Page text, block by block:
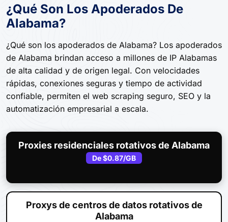
¿Qué Son Los Apoderados De
Alabama?
¿Qué son los apoderados de Alabama? Los apoderados
de Alabama brindan acceso a millones de IP Alabamas
de alta calidad y de origen legal. Con velocidades
rápidas, conexiones seguras y tiempo de actividad
confiable, permiten el web scraping seguro, SEO y la
automatización empresarial a escala.
Proxies residenciales rotativos de Alabama
De$0.87/GB
Proxys de centros de datos rotativos de
Alabama